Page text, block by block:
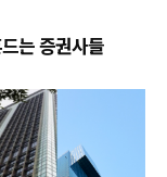
는 증권사들